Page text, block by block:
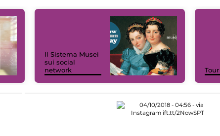
Il Sistema Musei
sui social
network